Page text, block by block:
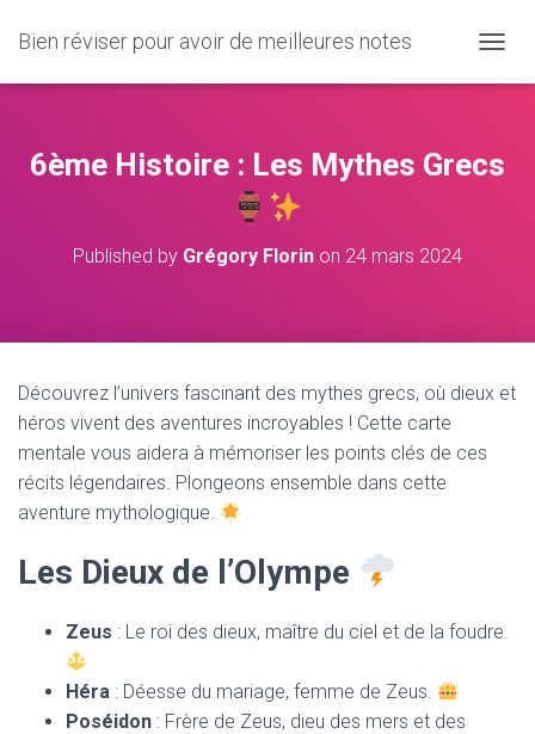
Bien réviser pour avoir de meilleures notes
U
R
N
6ème Histoire : Les Mythes Grecs
Published by Grégory Florin on 24 mars 2024
Découvrez l’univers fascinant des mythes grecs, où dieux et
héros vivent des aventures incroyables ! Cette carte
mentale vous aidera à mémoriser les points clés de ces
récits légendaires. Plongeons ensemble dans cette
aventure mythologique.
Les Dieux de l’Olympe
Zeus : Le roi des dieux, maître du ciel et de la foudre.
Héra : Déesse du mariage, femme de Zeus.
Poséidon : Frère de Zeus, dieu des mers et des